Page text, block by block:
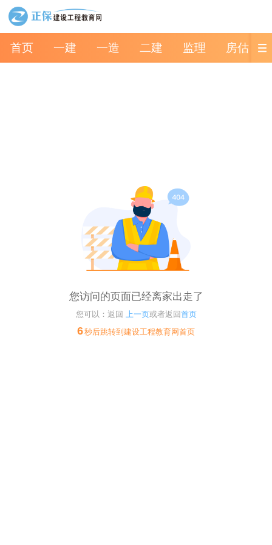
首页 一建 一造 二建 监理 房估
您访问的页面已经离家出走了
您可以：返回 上一页或者返回首页
6秒后跳转到建设工程教育网首页